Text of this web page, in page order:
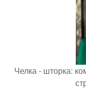
Челка - шторка: